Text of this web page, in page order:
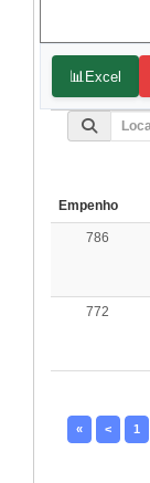
📊 Excel
Empenho
786
772
« < 1